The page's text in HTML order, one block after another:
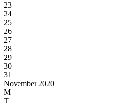
23
24
25
26
27
28
29
30
31
November 2020
M
T